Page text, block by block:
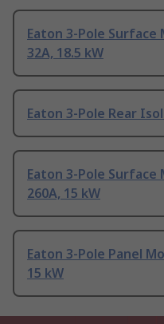
Eaton 3-Pole
32A, 18.5 kW
Eaton 3-Pole Rear
Eaton 3-Pole
260A, 15 kW
Eaton 3-Pole Panel
15 kW